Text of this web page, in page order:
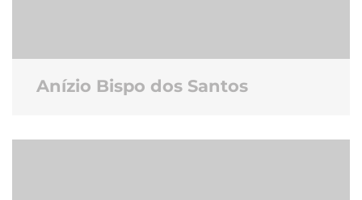
Anízio Bispo dos Santos